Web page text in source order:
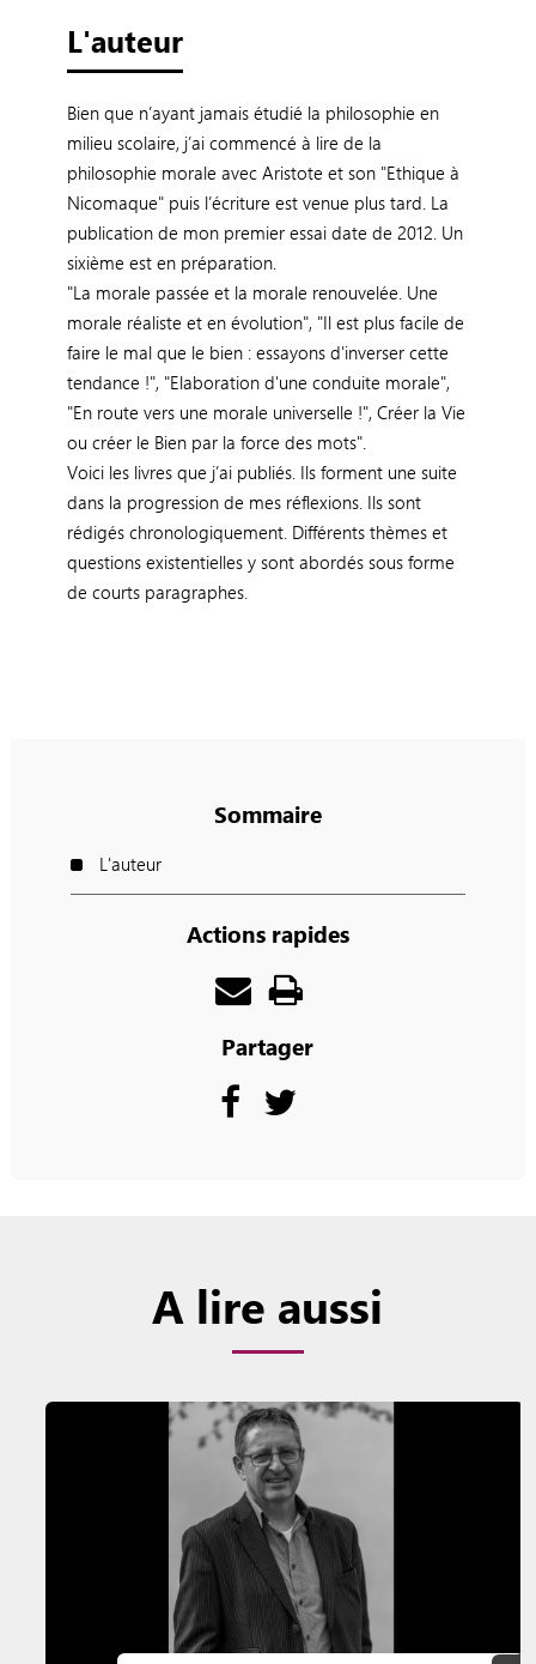
L'auteur
Bien que n’ayant jamais étudié la philosophie en
milieu scolaire, j’ai commencé à lire de la
philosophie morale avec Aristote et son "Ethique à
Nicomaque" puis l’écriture est venue plus tard. La
publication de mon premier essai date de 2012. Un
sixième est en préparation.
"La morale passée et la morale renouvelée. Une
morale réaliste et en évolution", "Il est plus facile de
faire le mal que le bien : essayons d'inverser cette
tendance !", "Elaboration d'une conduite morale",
"En route vers une morale universelle !", Créer la Vie
ou créer le Bien par la force des mots".
Voici les livres que j’ai publiés. Ils forment une suite
dans la progression de mes réflexions. Ils sont
rédigés chronologiquement. Différents thèmes et
questions existentielles y sont abordés sous forme
de courts paragraphes.
Sommaire
L'auteur
Actions rapides
Partager
A lire aussi